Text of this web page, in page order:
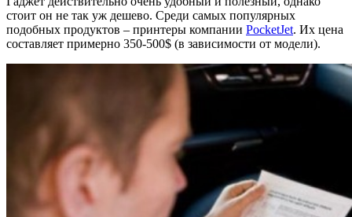
стоит он не так уж дешево. Среди самых популярных
подобных продуктов – принтеры компании PocketJet. Их цена
составляет примерно 350-500$ (в зависимости от модели).